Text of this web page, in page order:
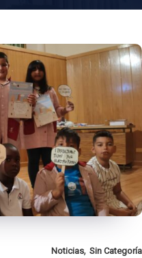
Noticias, Sin Categoría